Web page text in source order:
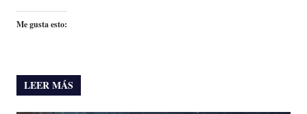
Me gusta esto:
LEER MÁS